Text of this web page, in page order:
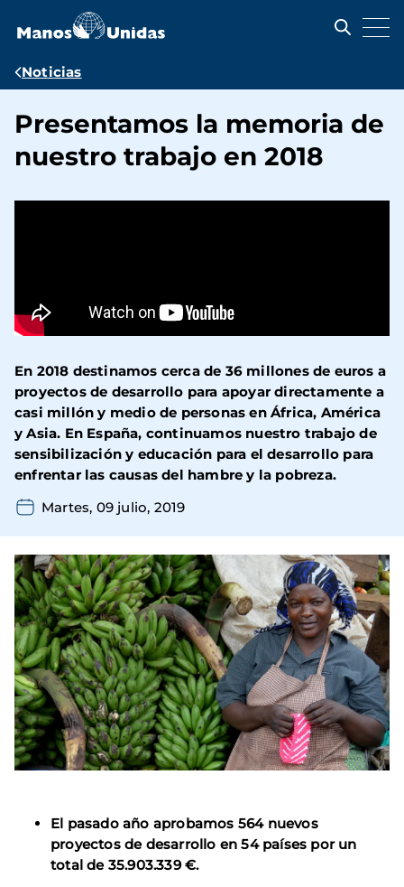
contenido
Ruta
navegación
Noticias
Presentamos la memoria de
nuestro trabajo en 2018
En 2018 destinamos cerca de 36 millones de euros a
proyectos de desarrollo para apoyar directamente a
casi millón y medio de personas en África, América
y Asia. En España, continuamos nuestro trabajo de
sensibilización y educación para el desarrollo para
enfrentar las causas del hambre y la pobreza.
Martes, 09 julio, 2019
El pasado año aprobamos 564 nuevos
proyectos de desarrollo en 54 países por un
total de 35.903.339 €.